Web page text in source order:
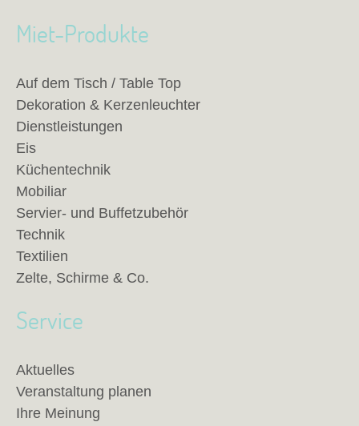
Miet-Produkte
Auf dem Tisch / Table Top
Dekoration & Kerzenleuchter
Dienstleistungen
Eis
Küchentechnik
Mobiliar
Servier- und Buffetzubehör
Technik
Textilien
Zelte, Schirme & Co.
Service
Aktuelles
Veranstaltung planen
Ihre Meinung